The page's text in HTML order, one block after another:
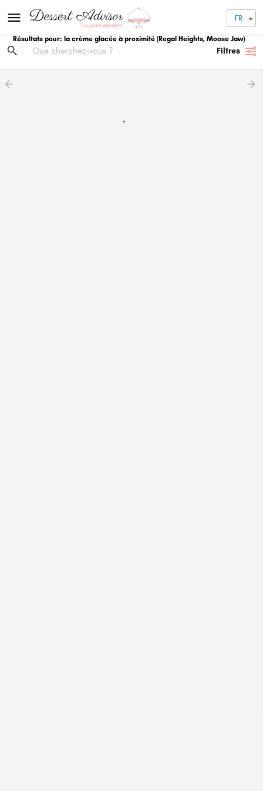
FR
Résultats pour: la crème glacée à proximité (Regal Heights, Moose Jaw)
Filtres
arrow_backward arrow_forward